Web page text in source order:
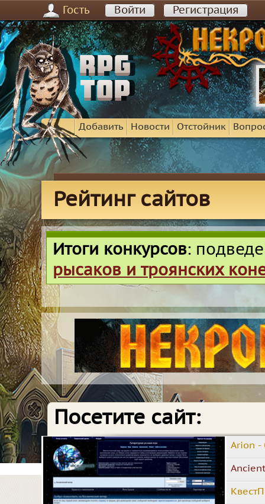
Гость Войти Регистрация
Добавить Новости Отстойник
Рейтинг сайтов
Итоги конкурсов:
рысаков и троянских
Посетите сайт:
Arion -